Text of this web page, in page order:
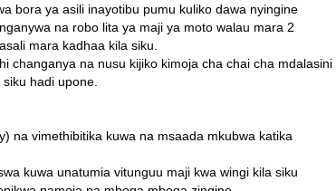
bora ya asili inayotibu pumu kuliko dawa nyingine
na robo lita ya maji ya moto walau mara 2
mara kadhaa kila siku.
changanya na nusu kijiko kimoja cha chai cha mdalasini
hadi upone.
na vimethibitika kuwa na msaada mkubwa katika
kuwa unatumia vitunguu maji kwa wingi kila siku